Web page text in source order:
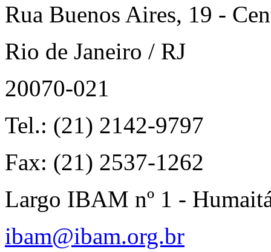
Rua Buenos Aires, 19 -
Rio de Janeiro / RJ
20070-021
Tel.: (21) 2142-9797
Fax: (21) 2537-1262
Largo IBAM nº 1 -
ibam@ibam.org.br